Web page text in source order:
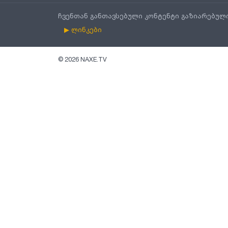
ჩვენთან განთავსებული კონტენტი
▶ ლინკები
© 2026 NAXE.TV